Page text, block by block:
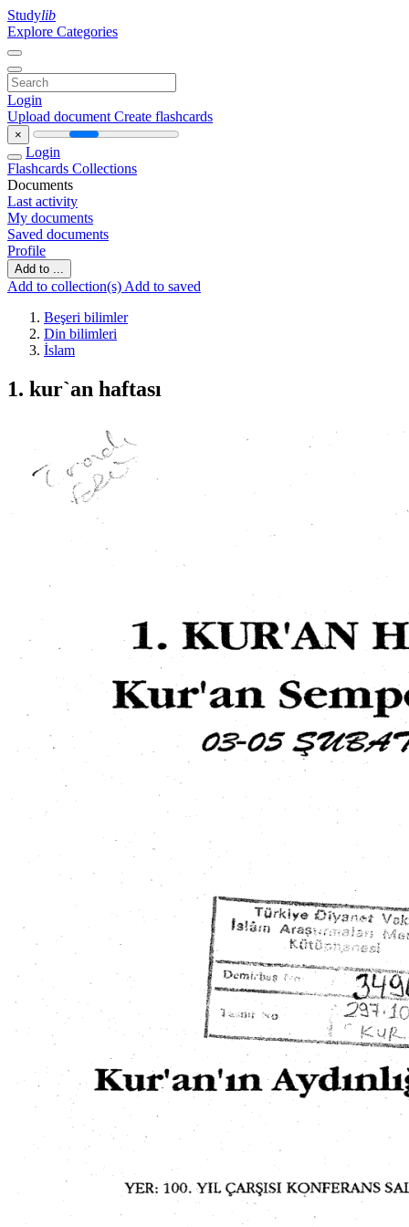
Studylib
Explore Categories
Login
Upload document Create flashcards
×
Login
Flashcards Collections
Documents
Last activity
My documents
Saved documents
Profile
Add to ...
Add to collection(s) Add to saved
Beşeri bilimler
Din bilimleri
İslam
1. kur`an haftası